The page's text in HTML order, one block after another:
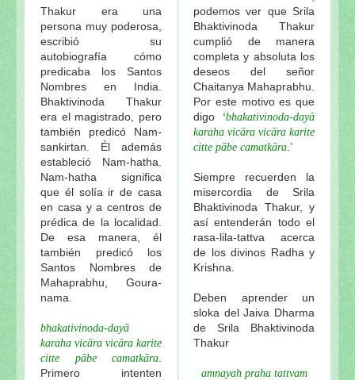
Thakur era una
persona muy poderosa,
escribió su
autobiografía cómo
predicaba los Santos
Nombres en India.
Bhaktivinoda Thakur
era el magistrado, pero
también predicó Nam-
sankirtan. Él además
estableció Nam-hatha.
Nam-hatha significa
que él solía ir de casa
en casa y a centros de
prédica de la localidad.
De esa manera, él
también predicó los
Santos Nombres de
Mahaprabhu, Goura-
nama.
bhakativinoda-dayā
karaha vicāra vicāra karite
citte pābe camatkāra
Primero intenten
podemos ver que Srila
Bhaktivinoda Thakur
cumplió de manera
completa y absoluta los
deseos del señor
Chaitanya Mahaprabhu.
Por este motivo es que
digo
‘bhakativinoda-dayā
karaha vicāra vicāra karite
citte pābe camatkāra .’
Siempre recuerden la
misercordia de Srila
Bhaktivinoda Thakur, y
así entenderán todo el
rasa-lila-tattva acerca
de los divinos Radha y
Krishna.
Deben aprender un
sloka del Jaiva Dharma
de Srila Bhaktivinoda
Thakur
amnayah praha tattvam